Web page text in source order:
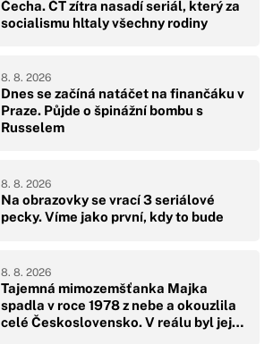
Čecha. ČT zítra nasadí seriál, který za
socialismu hltaly všechny rodiny
Dnes se začíná natáčet na finančáku v
Praze. Půjde o špinážní bombu s
Russelem
8. 8. 2026
Na obrazovky se vrací 3 seriálové
pecky. Víme jako první, kdy to bude
8. 8. 2026
Tajemná mimozemšťanka Majka
spadla v roce 1978 z nebe a okouzlila
celé Československo. V reálu byl její
8. 8. 2026